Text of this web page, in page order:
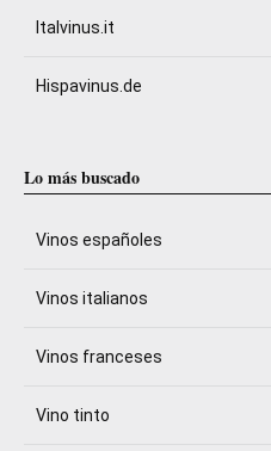
Italvinus.it
Hispavinus.de
Lo más buscado
Vinos españoles
Vinos italianos
Vinos franceses
Vino tinto